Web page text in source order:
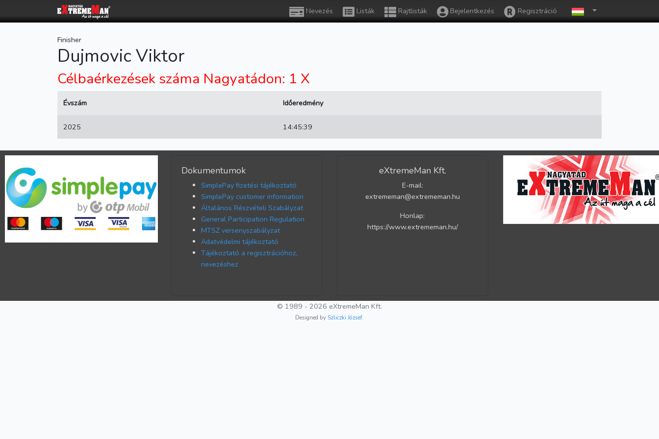
Nevezés Listák Rajtlisták Bejelentkezés Regisztráció
Finisher
Dujmovic Viktor
Célbaérkezések száma Nagyatádon: 1 X
Évszám Időeredmény
2025 14:45:39
Dokumentumok
SimplePay fizetési tájékoztató
SimplePay customer information
Általános Részvételi Szabályzat
General Participation Regulation
MTSZ versenyszabályzat
Adatvédelmi tájékoztató
Tájékoztató a regisztrációhoz,
nevezéshez
eXtremeMan Kft.
E-mail:
extrememan@extrememan.hu
Honlap:
https://www.extrememan.hu/
© 1989 - 2026 eXtremeMan Kft.
Designed by Szliczki József.